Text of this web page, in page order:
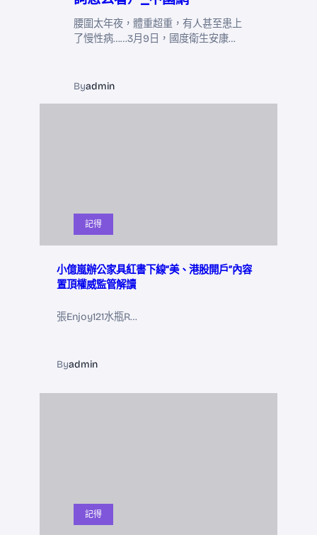
腰圍太年夜，體重超重，有人甚至患上
了慢性病……3月9日，國度衛生安康…
Byadmin
記得
小億嵐辦公家具紅書下線“美、港股開戶”內容
置頂權威監管解讀
張Enjoy121水瓶R…
Byadmin
記得